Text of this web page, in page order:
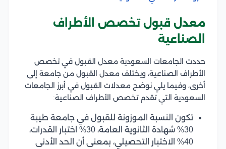
معدل قبول تخصص الأطراف
الصناعية
حددت الجامعات السعودية معدل القبول في تخصص
الأطراف الصناعية، ويختلف معدل القبول من جامعة إلى
أخرى، وفيما يلي نوضح معدلات القبول في أبرز الجامعات
السعودية التي تقدم تخصص الأطراف الصناعية:
تكون النسبة الموزونة للقبول في جامعة طيبة
30% شهادة الثانوية العامة، 30% اختبار القدرات،
40% الاختبار التحصيلي، بمعنى أن الحد الأدنى